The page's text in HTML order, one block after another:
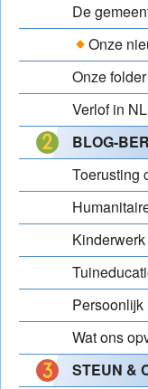
De
Onze
Onze folder
Verlof in NL
BLOG-
Toerusting
Kinderwerk
Wat ons
STEUN &